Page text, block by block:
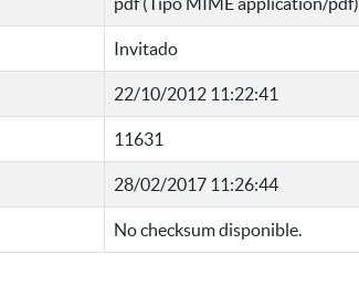
Invitado
22/10/2012 11:22:41
11631
28/02/2017 11:26:44
No checksum disponible.